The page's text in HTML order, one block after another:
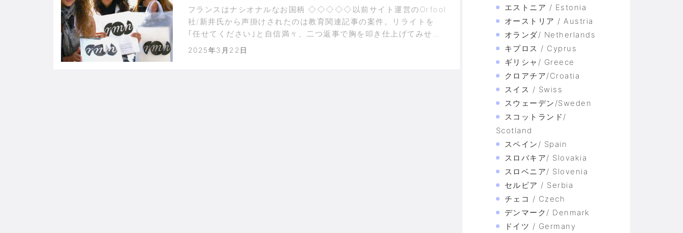
フランスはナシオナルなお国柄 ◇◇◇◇◇以前サイト運営のOrfool
社/新井氏から声掛けされたのは教育関連記事の案件。リライトを
｢任せてください｣と自信満々、二つ返事で胸を叩き仕上げてみせ
た。但し基の原稿があまりにも浅く面白くなくかったので、一歩踏
2025年3月22日
エストニア / Estonia
オーストリア / Austria
オランダ/ Netherlands
キプロス / Cyprus
ギリシャ/ Greece
クロアチア/Croatia
スイス / Swiss
スウェーデン/Sweden
スコットランド/
Scotland
スペイン/ Spain
スロバキア/ Slovakia
スロベニア/ Slovenia
セルビア / Serbia
チェコ / Czech
デンマーク/ Denmark
ドイツ / Germany